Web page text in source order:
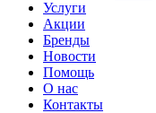
Услуги
Акции
Бренды
Новости
Помощь
О нас
Контакты